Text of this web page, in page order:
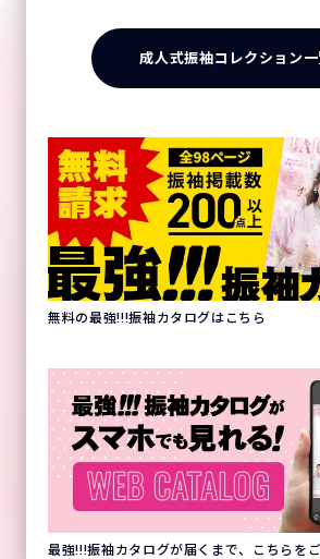
成人式振袖コレクション
無料の最強!!!振袖カタログはこちら
最強!!!振袖カタログが届くまで、こちらを